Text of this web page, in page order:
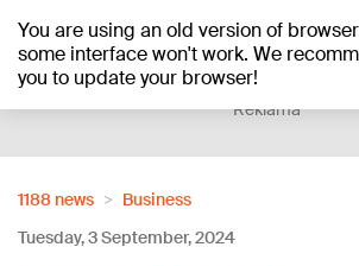
You are using an old version of
some interface won't work. We
you to update your browser!
+17°C
Reklāma
1188 news
Business
Tuesday, 3 September, 2024